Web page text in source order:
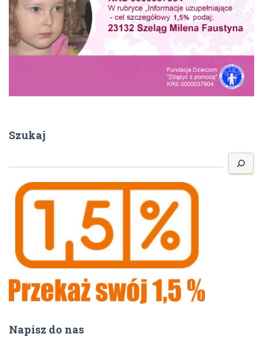
Szukaj
z
Napisz do nas